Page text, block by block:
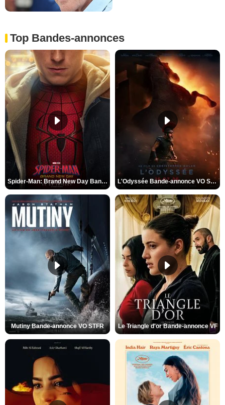
Top Bandes-annonces
Spider-Man: Brand New Day Bande-annonce VO STFR L'Odyssée Bande-annonce VO STFR
Mutiny Bande-annonce VO STFR Le Triangle d'or Bande-annonce VF